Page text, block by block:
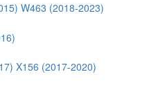
W463 (2018-2023)
X156 (2017-2020)